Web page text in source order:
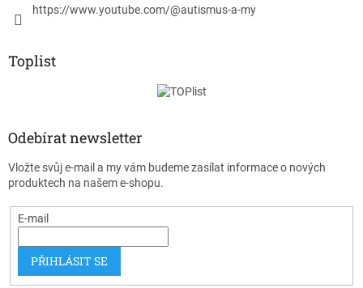
https://www.youtube.com/@autismus-a-my
Toplist
Odebírat newsletter
Vložte svůj e-mail a my vám budeme zasílat informace o nových
produktech na našem e-shopu.
E-mail
PŘIHLÁSIT SE